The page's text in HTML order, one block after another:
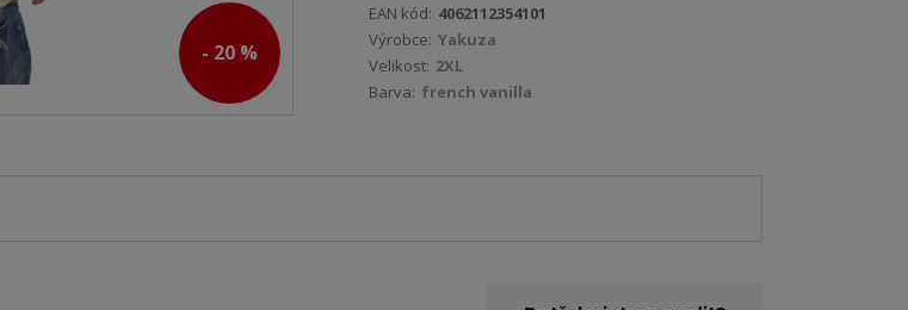
- 20 %
EAN kód: 4062112354101
Výrobce: Yakuza
Velikost: 2XL
Barva: french vanilla